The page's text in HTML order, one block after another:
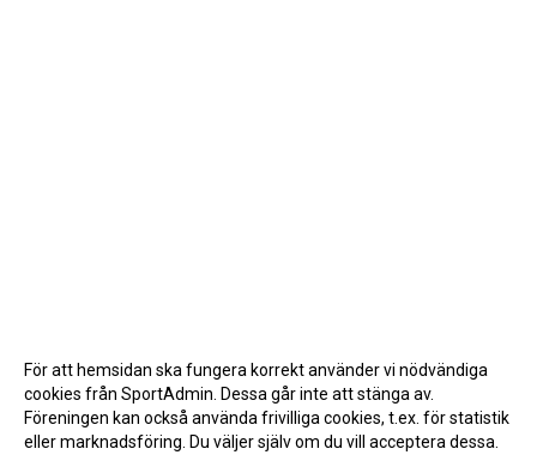
För att hemsidan ska fungera korrekt använder vi nödvändiga
cookies från SportAdmin. Dessa går inte att stänga av.
Föreningen kan också använda frivilliga cookies, t.ex. för statistik
eller marknadsföring. Du väljer själv om du vill acceptera dessa.